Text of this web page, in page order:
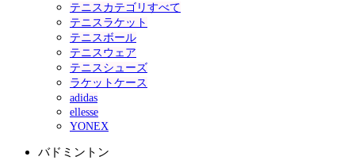
テニスカテゴリすべて
テニスラケット
テニスボール
テニスウェア
テニスシューズ
ラケットケース
adidas
ellesse
YONEX
バドミントン